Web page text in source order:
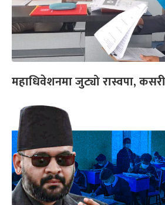
महाधिवेशनमा जुट्यो रास्वपा,